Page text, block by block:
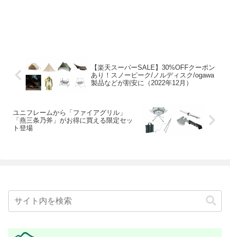
【楽天スーパーSALE】30%OFFクーポン
あり！スノーピーク/ノルディスク/ogawa
製品などが割安に（2022年12月）
ユニフレームから「ファイアグリル」
「燕三条乃斧」がお得に買える限定セッ
ト登場